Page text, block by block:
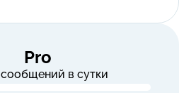
Pro
сообщений в сутки